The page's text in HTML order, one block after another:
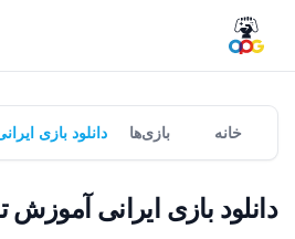
خانه بازی‌ها دانلود بازی
دانلود بازی ایرانی آموزش